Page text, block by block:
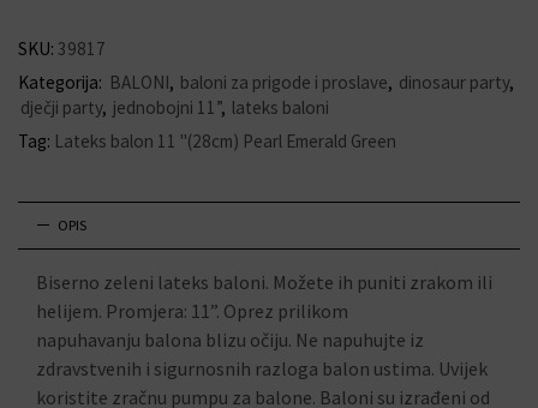
SKU: 39817
Kategorija: BALONI, baloni za prigode i proslave, dinosaur party,
dječji party, jednobojni 11”, lateks baloni
Tag: Lateks balon 11 "(28cm) Pearl Emerald Green
OPIS
Biserno zeleni lateks baloni. Možete ih puniti zrakom ili
helijem. Promjera: 11”. Oprez prilikom
napuhavanju balona blizu očiju. Ne napuhujte iz
zdravstvenih i sigurnosnih razloga balon ustima. Uvijek
koristite zračnu pumpu za balone. Baloni su izrađeni od